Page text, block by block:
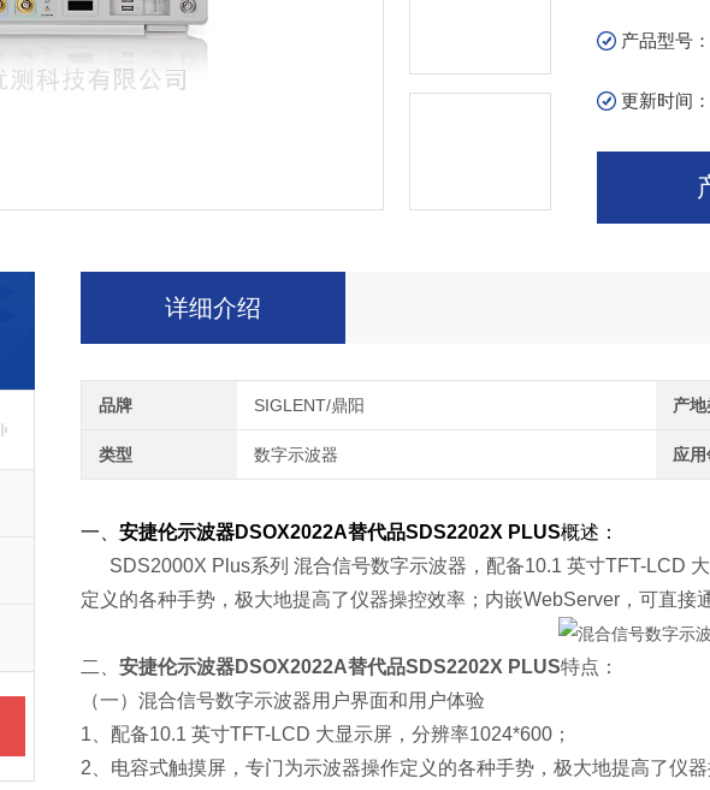
产品型号：
更新时间：
详细介绍
品牌 SIGLENT/鼎阳 产地
类型 数字示波器 应
一、 安捷伦示波器DSOX2022A替代品SDS2202X PLUS概述：
SDS2000X Plus系列 混合信号数字示波器，配备10.1 英寸TFT-LCD
定义的各种手势，极大地提高了仪器操控效率；内嵌WebServer，可直接
二、 安捷伦示波器DSOX2022A替代品SDS2202X PLUS特点：
（一）混合信号数字示波器用户界面和用户体验
1、配备10.1 英寸TFT-LCD 大显示屏，分辨率1024*600；
2、电容式触摸屏，专门为示波器操作定义的各种手势，极大地提高了仪器